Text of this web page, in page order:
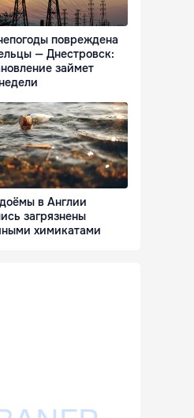
повреждена
— Днестровск:
займет
в Англии
загрязнены
химикатами